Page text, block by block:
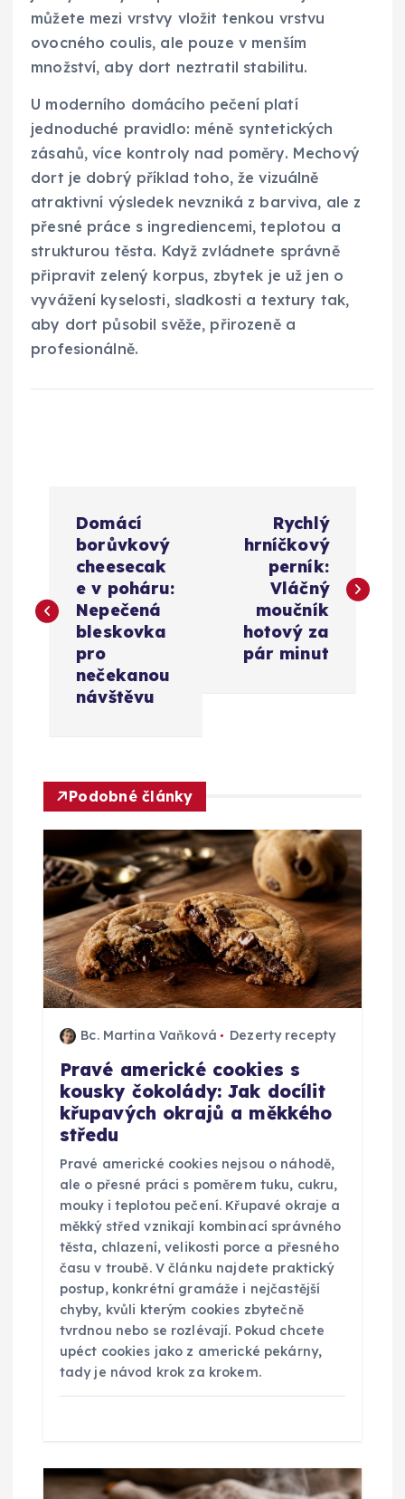
můžete mezi vrstvy vložit tenkou vrstvu
ovocného coulis, ale pouze v menším
množství, aby dort neztratil stabilitu.
U moderního domácího pečení platí
jednoduché pravidlo: méně syntetických
zásahů, více kontroly nad poměry. Mechový
dort je dobrý příklad toho, že vizuálně
atraktivní výsledek nevzniká z barviva, ale z
přesné práce s ingrediencemi, teplotou a
strukturou těsta. Když zvládnete správně
připravit zelený korpus, zbytek je už jen o
vyvážení kyselosti, sladkosti a textury tak,
aby dort působil svěže, přirozeně a
profesionálně.
v
c
e
p
r
o
p
Domácí
borůvkový
cheesecak
e v poháru:
Nepečená
bleskovka
pro
nečekanou
návštěvu
Rychlý
hrníčkový
perník:
Vláčný
moučník
hotový za
pár minut
Podobné články
Bc. Martina Vaňková Dezerty recepty
Pravé americké cookies s
kousky čokolády: Jak docílit
křupavých okrajů a měkkého
středu
Pravé americké cookies nejsou o náhodě,
ale o přesné práci s poměrem tuku, cukru,
mouky i teplotou pečení. Křupavé okraje a
měkký střed vznikají kombinací správného
těsta, chlazení, velikosti porce a přesného
času v troubě. V článku najdete praktický
postup, konkrétní gramáže i nejčastější
chyby, kvůli kterým cookies zbytečně
tvrdnou nebo se rozlévají. Pokud chcete
upéct cookies jako z americké pekárny,
tady je návod krok za krokem.